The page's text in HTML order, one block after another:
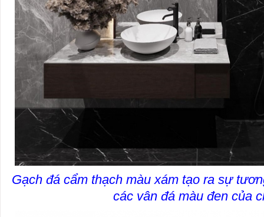
Gạch đá cẩm thạch màu xám tạo ra sự
các vân đá màu đen của